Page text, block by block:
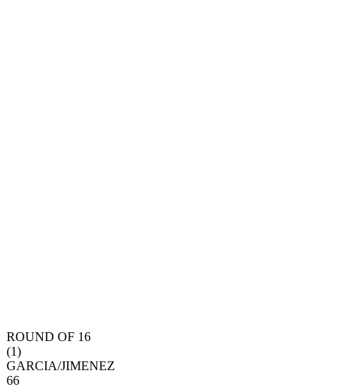
ROUND OF 16
(1)
GARCIA/JIMENEZ
66